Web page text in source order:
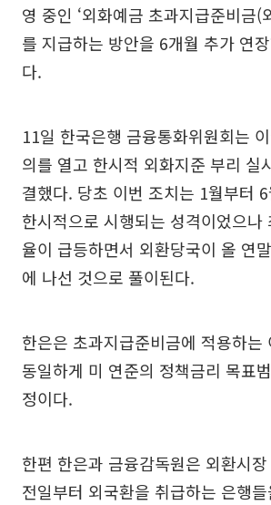
영 중인 ‘외화예금 초과지급준비금(
를 지급하는 방안을 6개월 추가 연
다.
11일 한국은행 금융통화위원회는
의를 열고 한시적 외화지준 부리 실
결했다. 당초 이번 조치는 1월부터
한시적으로 시행되는 성격이었으나
율이 급등하면서 외환당국이 올 연
에 나선 것으로 풀이된다.
한은은 초과지급준비금에 적용하는
동일하게 미 연준의 정책금리 목표
정이다.
한편 한은과 금융감독원은 외환시
전일부터 외국환을 취급하는 은행